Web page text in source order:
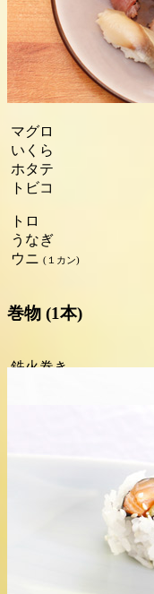
イカ
タコ
甘エビ
カツオ
カジキマグロ
マグロ
いくら
ホタテ
トビコ
トロ
うなぎ
ウニ (１カン)
巻物 (1本)
鉄火巻き
スパイシー・ツナ巻き
Copyright (C) 2026